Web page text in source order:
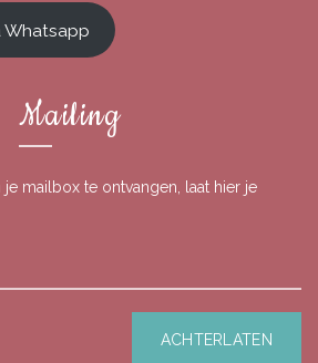
Whatsapp
Mailing
mailbox te ontvangen, laat hier je